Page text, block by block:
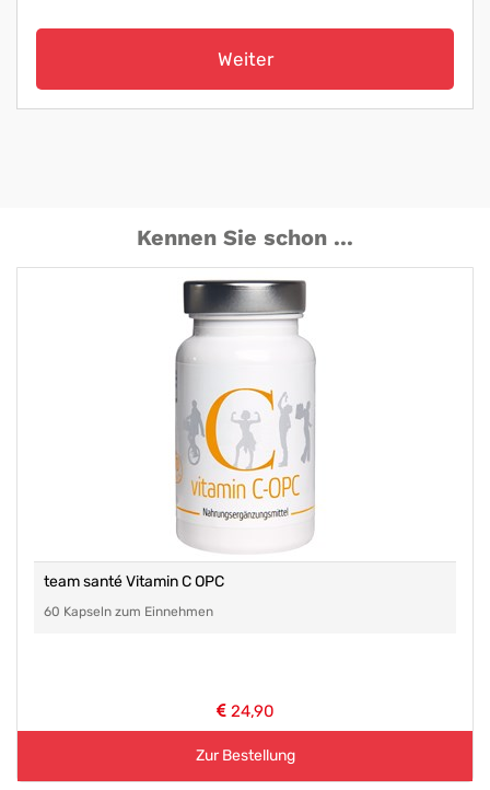
Weiter
Kennen Sie schon ...
team santé Vitamin C OPC
60 Kapseln zum Einnehmen
24,90
Zur Bestellung